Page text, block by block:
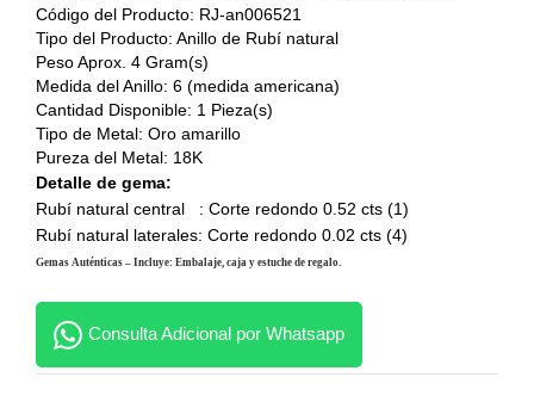
Código del Producto: RJ-an006521
Tipo del Producto: Anillo de Rubí natural
Peso Aprox. 4 Gram(s)
Medida del Anillo: 6 (medida americana)
Cantidad Disponible: 1 Pieza(s)
Tipo de Metal: Oro amarillo
Pureza del Metal: 18K
Detalle de gema:
Rubí natural central : Corte redondo 0.52 cts (1)
Rubí natural laterales: Corte redondo 0.02 cts (4)
Gemas Auténticas – Incluye: Embalaje, caja y estuche de regalo.
Consulta Adicional por Whatsapp